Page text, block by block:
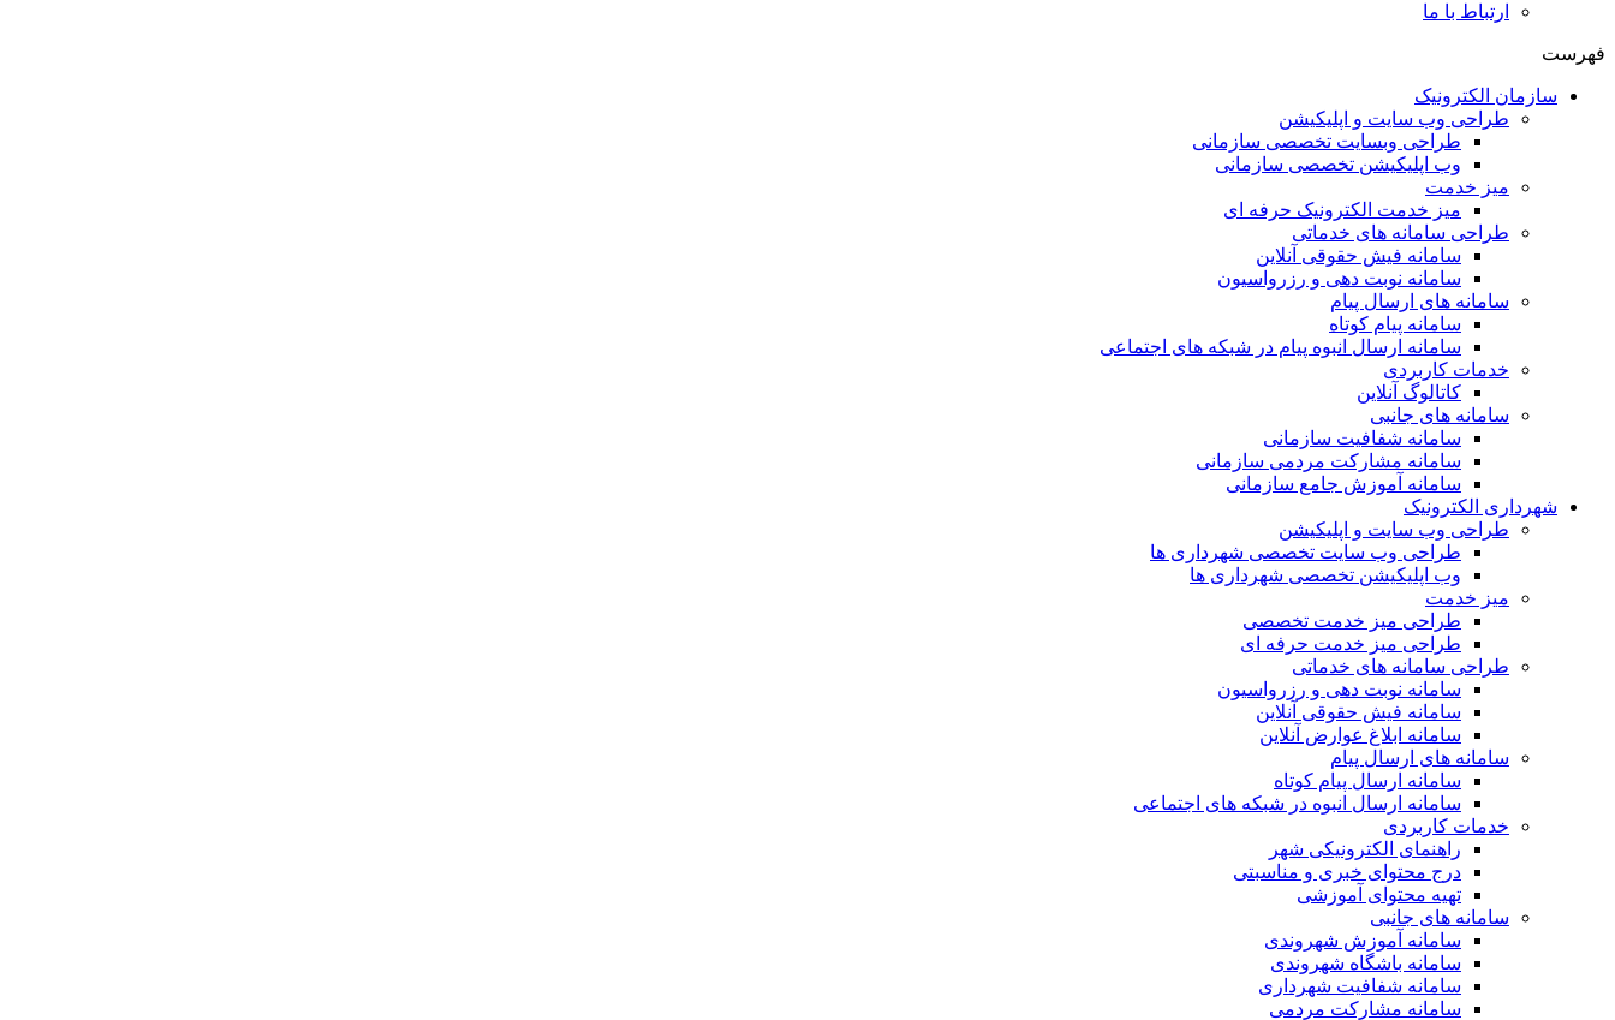
ارتباط با ما
فهرست
سازمان الکترونیک
طراحی وب سایت و اپلیکیشن
طراحی وبسایت تخصصی سازمانی
وب اپلیکیشن تخصصی سازمانی
میز خدمت
میز خدمت الکترونیک حرفه ای
طراحی سامانه های خدماتی
سامانه فیش حقوقی آنلاین
سامانه نوبت دهی و رزرواسیون
سامانه های ارسال پیام
سامانه پیام کوتاه
سامانه ارسال انبوه پیام در شبکه های اجتماعی
خدمات کاربردی
کاتالوگ آنلاین
سامانه های جانبی
سامانه شفافیت سازمانی
سامانه مشارکت مردمی سازمانی
سامانه آموزش جامع سازمانی
شهرداری الکترونیک
طراحی وب سایت و اپلیکیشن
طراحی وب سایت تخصصی شهرداری ها
وب اپلیکیشن تخصصی شهرداری ها
میز خدمت
طراحی میز خدمت تخصصی
طراحی میز خدمت حرفه ای
طراحی سامانه های خدماتی
سامانه نوبت دهی و رزرواسیون
سامانه فیش حقوقی آنلاین
سامانه ابلاغ عوارض آنلاین
سامانه های ارسال پیام
سامانه ارسال پیام کوتاه
سامانه ارسال انبوه در شبکه های اجتماعی
خدمات کاربردی
راهنمای الکترونیکی شهر
درج محتوای خبری و مناسبتی
تهیه محتوای آموزشی
سامانه های جانبی
سامانه آموزش شهروندی
سامانه باشگاه شهروندی
سامانه شفافیت شهرداری
سامانه مشارکت مردمی